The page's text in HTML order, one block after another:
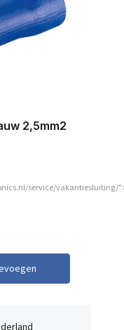
2,5mm2
service/vakantiesluiting/